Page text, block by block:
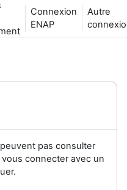
recherche
Connexion
ENAP
Autre
pas consulter
connecter avec un